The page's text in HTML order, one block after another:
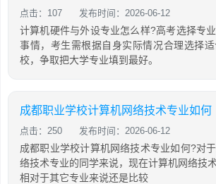
点击：107 发布时间：2026-06-12
计算机硬件与外设专业怎么样?高考选择专
事情，考生需根据自身实际情况合理选择
校，争取把大学专业填到最好。
成都职业学校计算机网络技术专业如何
点击：250 发布时间：2026-06-12
成都职业学校计算机网络技术专业如何?对
络技术专业的同学来说，现在计算机网络技
相对于其它专业来说还是比较